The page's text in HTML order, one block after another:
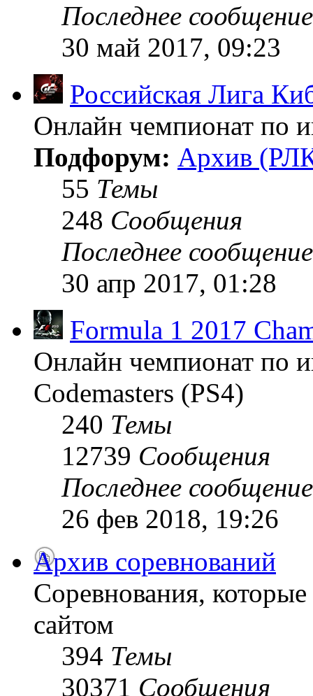
Последнее сообщение
30 май 2017, 09:23
Российская Лига
Онлайн чемпионат по
Подфорум: Архив
55 Темы
248 Сообщения
Последнее сообщение
30 апр 2017, 01:28
Formula 1 2017
Онлайн чемпионат по
Codemasters (PS4)
240 Темы
12739 Сообщения
Последнее сообщение
26 фев 2018, 19:26
Архив соревнований
Соревнования,
сайтом
394 Темы
30371 Сообщения